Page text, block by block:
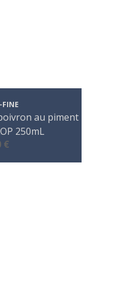
FINE
au piment
250mL
€